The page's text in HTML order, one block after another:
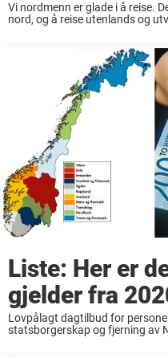
Vi nordmenn er glade i å reise.
nord, og å reise utenlands og
Liste: Her er
gjelder fra
Lovpålagt dagtilbud for
statsborgerskap og fjerning av